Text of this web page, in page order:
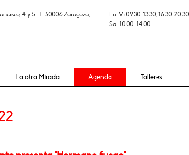
4 y 5. E-50006 Zaragoza,
Lu-Vi 09.30-13.30, 16.30-20.30
Sa: 10.00-14.00
La otra Mirada Agenda Talleres